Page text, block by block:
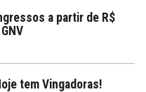
a partir de R$
tem Vingadoras!